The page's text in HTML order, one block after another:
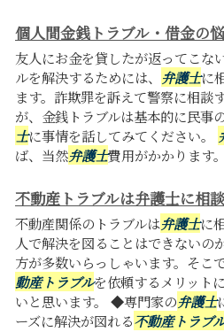
個人間金銭トラブル・借金の
友人にお金を貸したが返ってこな
ルを解決するためには、 弁護士に
ます。詐欺罪を訴えて警察に相談
が、金銭トラブルは基本的に民事
士に事情を話してみてください。
ば、当然弁護士費用がかかります
不動産トラブルは弁護士に相
不動産関係のトラブルは弁護士に
人で解決を図ることはできないの
方が多数いらっしゃいます。そこ
動産トラブルを依頼するメリット
いと思います。 ◆専門家の弁護士
ーズに解決が図れる不動産トラブ